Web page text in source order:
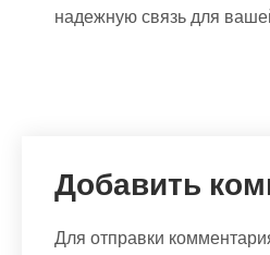
надежную связь для
Добавить
Для отправки